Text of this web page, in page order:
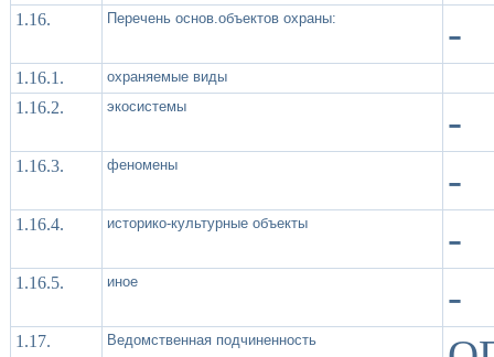
1.16. Перечень основ.объектов охраны: -
1.16.1. охраняемые виды
1.16.2. экосистемы -
1.16.3. феномены -
1.16.4. историко-культурные объекты -
1.16.5. иное -
1.17. Ведомственная подчиненность